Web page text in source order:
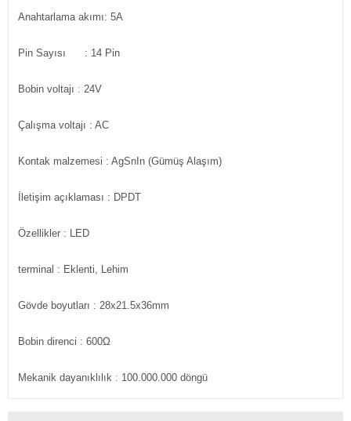
Anahtarlama akımı: 5A
Pin Sayısı : 14 Pin
Bobin voltajı : 24V
Çalışma voltajı : AC
Kontak malzemesi : AgSnIn (Gümüş Alaşım)
İletişim açıklaması : DPDT
Özellikler : LED
terminal : Eklenti, Lehim
Gövde boyutları : 28x21.5x36mm
Bobin direnci : 600Ω
Mekanik dayanıklılık : 100.000.000 döngü